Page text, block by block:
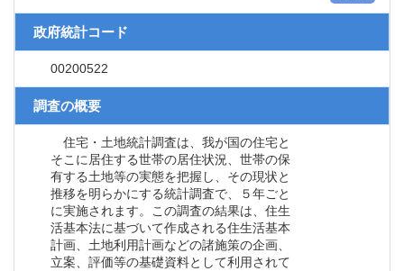
政府統計コード
00200522
調査の概要
住宅・土地統計調査は、我が国の住宅と
そこに居住する世帯の居住状況、世帯の保
有する土地等の実態を把握し、その現状と
推移を明らかにする統計調査で、５年ごと
に実施されます。この調査の結果は、住生
活基本法に基づいて作成される住生活基本
計画、土地利用計画などの諸施策の企画、
立案、評価等の基礎資料として利用されて